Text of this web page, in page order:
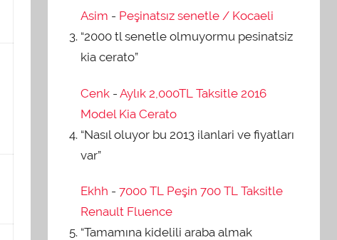
Asim - Peşinatsız senetle / Kocaeli
“2000 tl senetle olmuyormu pesinatsiz
kia cerato”
Cenk- Aylık 2,000TL Taksitle 2016
Model Kia Cerato
“Nasıl oluyor bu 2013 ilanlari ve fiyatları
var”
Ekhh - 7000 TL Peşin 700 TL Taksitle
Renault Fluence
“Tamamına kidelili araba almak